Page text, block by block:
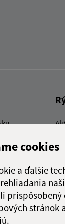
cookies
a ďalšie
prispôsobený
stránok
E-